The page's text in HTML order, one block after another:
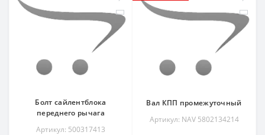
Болт сайлентблока
переднего рычага
Артикул: 500317413
Вал КПП промежуточный
Артикул: NAV 5802134214